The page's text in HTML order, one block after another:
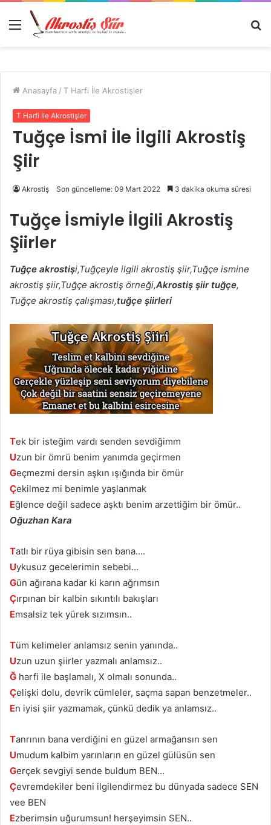
Menü
Anasayfa / T Harfi İle Akrostişler
T Harfi İle Akrostişler
Tuğçe İsmi İle İlgili Akrostiş
Şiir
Akrostiş Son güncelleme: 09 Mart 2022 3 dakika okuma süresi
Tuğçe İsmiyle İlgili Akrostiş
Şiirler
Tuğçe akrostişi,Tuğçeyle ilgili akrostiş şiir,Tuğçe ismine
akrostiş şiir,Tuğçe akrostiş örneği,Akrostiş şiir tuğçe,
Tuğçe akrostiş çalışması,tuğçe şiirleri
Tek bir isteğim vardı senden sevdiğimm
Uzun bir ömrü benim yanımda geçirmen
Geçmezmi dersin aşkın ışığında bir ömür
Çekilmez mi benimle yaşlanmak
Eğlence değil sadece aşktı benim arzettiğim bir ömür..
Oğuzhan Kara
Tatlı bir rüya gibisin sen bana….
Uykusuz gecelerimin sebebi…
Gün ağırana kadar ki karın ağrımsın
Çırpınan bir kalbin sıkıntılı bakışları
Emsalsiz tek yürek sızımsın..
Tüm kelimeler anlamsız senin yanında..
Uzun uzun şiirler yazmalı anlamsız..
Ğ harfi ile başlamalı, X olmalı sonunda..
Çelişki dolu, devrik cümleler, saçma sapan benzetmeler..
En iyisi şiir yazmamak, çünkü dedik ya anlamsız..
Tanrının bana verdiğini en güzel armağansın sen
Umudum kalbim yarınların en güzel gülüsün sen
Gerçek sevgiyi sende buldum BEN…
Çevremdekiler beni ilgilendirmez bu dünyada sadece SEN
vee BEN
Ezberimsin uğurumsun! herşeyimsin SEN..